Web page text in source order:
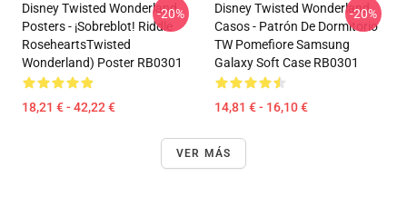
Disney Twisted Wonderland
Posters - ¡Sobreblot! Riddle
RoseheartsTwisted
Wonderland) Poster RB0301
18,21 € - 42,22 €
-20%
Disney Twisted Wonderland
Casos - Patrón De Dormitorio
TW Pomefiore Samsung
Galaxy Soft Case RB0301
14,81 € - 16,10 €
-20%
VER MÁS